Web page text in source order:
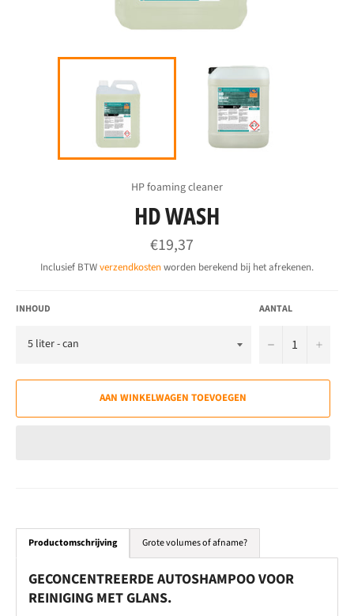
HP foaming cleaner
HD WASH
Normale
prijs
€19,37
Inclusief BTWverzendkostenworden berekend bij het afrekenen.
INHOUD AANTAL
− +
AAN WINKELWAGEN TOEVOEGEN
Productomschrijving Grote volumes of afname?
GECONCENTREERDE AUTOSHAMPOO VOOR
REINIGING MET GLANS.